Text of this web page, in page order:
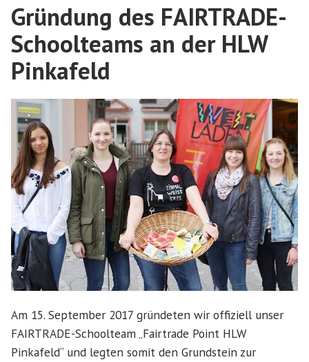
Gründung des FAIRTRADE-
Schoolteams an der HLW
Pinkafeld
Am 15. September 2017 gründeten wir offiziell unser
FAIRTRADE-Schoolteam „Fairtrade Point HLW
Pinkafeld“ und legten somit den Grundstein zur